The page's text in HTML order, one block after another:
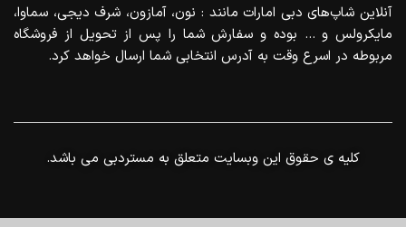
آنلاین شاپ‌های دبی امارات مانند : نون، آمازون، شرف دیجی، سماوا،
مایکرولس و … بوده و سفارش شما را پس از تحویل از فروشگاه
مربوطه در اسرع وقت به آدرس انتخابی شما ارسال خواهد کرد.
.کلیه ی حقوق این وبسایت متعلق به مستردبی می باشد